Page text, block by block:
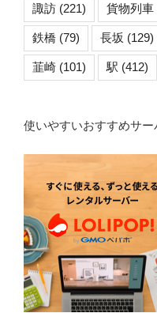
諏訪 (221) 貨物列車
鉄橋 (79) 長坂 (129)
韮崎 (101) 駅 (412)
使いやすいおすすめサー